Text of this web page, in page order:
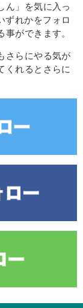
ん」を気に入っ
ずれかをフォロ
ができます。
さらにやる気が
くれるとさらに